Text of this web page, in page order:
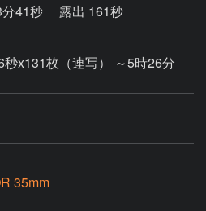
41秒
露出 161秒
x131枚（連写） ～5時26分
35mm